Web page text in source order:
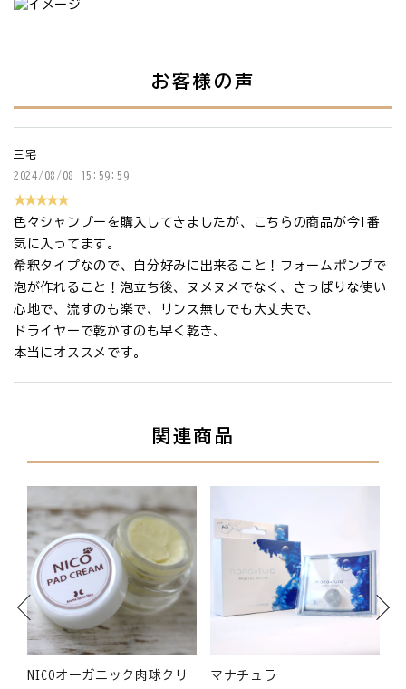
お客様の声
三宅
2024/08/08 15:59:59
★★★★★
色々シャンプーを購入してきましたが、こちらの商品が今1番
気に入ってます。
希釈タイプなので、自分好みに出来ること！フォームポンプで
泡が作れること！泡立ち後、ヌメヌメでなく、さっぱりな使い
心地で、流すのも楽で、リンス無しでも大丈夫で、
ドライヤーで乾かすのも早く乾き、
本当にオススメです。
関連商品
NICOオーガニック肉球クリ
マナチュラ